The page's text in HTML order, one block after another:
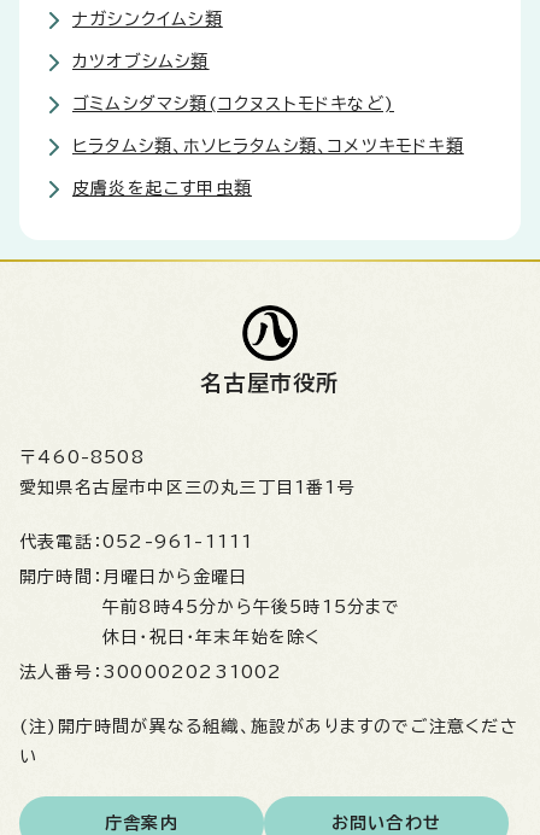
ナガシンクイムシ類
カツオブシムシ類
ゴミムシダマシ類(コクヌストモドキなど)
ヒラタムシ類、ホソヒラタムシ類、コメツキモドキ類
皮膚炎を起こす甲虫類
名古屋市役所
〒460-8508
愛知県名古屋市中区三の丸三丁目1番1号
代表電話： 052-961-1111
開庁時間： 月曜日から金曜日
午前8時45分から午後5時15分まで
休日・祝日・年末年始を除く
法人番号： 3000020231002
(注)開庁時間が異なる組織、施設がありますのでご注意くださ
い
庁舎案内 お問い合わせ